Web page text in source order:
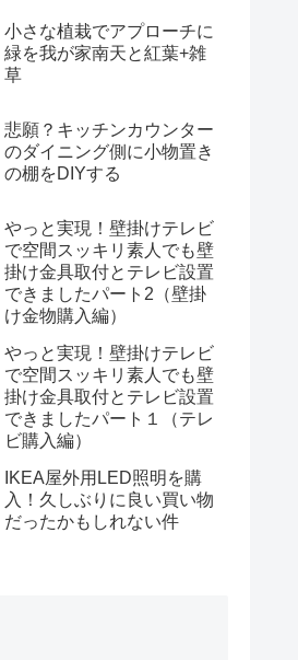
小さな植栽でアプローチに
緑を我が家南天と紅葉+雑
草
悲願？キッチンカウンター
のダイニング側に小物置き
の棚をDIYする
やっと実現！壁掛けテレビ
で空間スッキリ素人でも壁
掛け金具取付とテレビ設置
できましたパート2（壁掛
け金物購入編）
やっと実現！壁掛けテレビ
で空間スッキリ素人でも壁
掛け金具取付とテレビ設置
できましたパート１（テレ
ビ購入編）
IKEA屋外用LED照明を購
入！久しぶりに良い買い物
だったかもしれない件